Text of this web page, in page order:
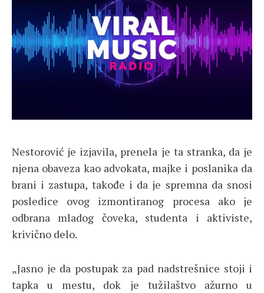
Nestorović je izjavila, prenela je ta stranka, da je
njena obaveza kao advokata, majke i poslanika da
brani i zastupa, takođe i da je spremna da snosi
posledice ovog izmontiranog procesa ako je
odbrana mladog čoveka, studenta i aktiviste,
krivično delo.
„Jasno je da postupak za pad nadstrešnice stoji i
tapka u mestu, dok je tužilaštvo ažurno u